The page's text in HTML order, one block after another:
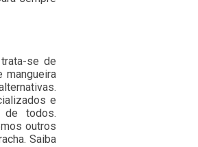
se de
mangueira
e
de todos.
outros
Saiba